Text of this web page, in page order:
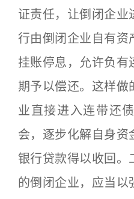
证责任，让倒闭企业
行由倒闭企业自有资
挂账停息，允许负有
期予以偿还。这样做
业直接进入连带还
会，逐步化解自身资
银行贷款得以收回。
的倒闭企业，应当以